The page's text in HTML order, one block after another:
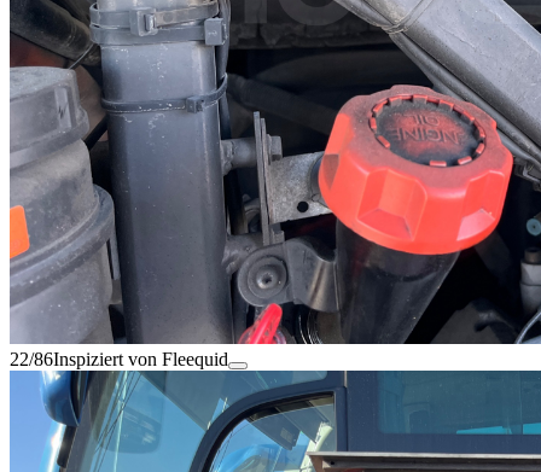
22/86Inspiziert von Fleequid